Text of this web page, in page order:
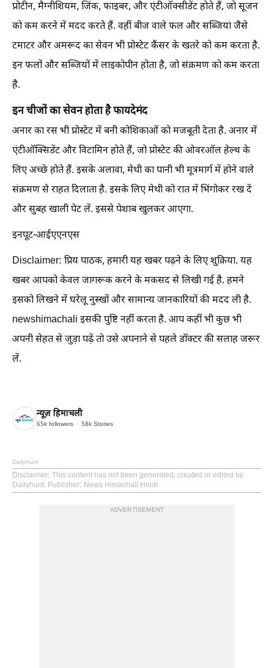
प्रोटीन, मैग्नीशियम, जिंक, फाइबर, और एंटीऑक्सीडेंट होते हैं, जो सूजन
को कम करने में मदद करते हैं. वहीं बीज वाले फल और सब्जियां जैसे
टमाटर और अमरूद का सेवन भी प्रोस्टेट कैंसर के खतरे को कम करता है.
इन फलों और सब्जियों में लाइकोपीन होता है, जो संक्रमण को कम करता
है.
इन चीजों का सेवन होता है फायदेमंद
अनार का रस भी प्रोस्टेट में बनी कोशिकाओं को मजबूती देता है. अनार में
एंटीऑक्सिडेंट और विटामिन होते हैं, जो प्रोस्टेट की ओवरऑल हेल्थ के
लिए अच्छे होते हैं. इसके अलावा, मेथी का पानी भी मूत्रमार्ग में होने वाले
संक्रमण से राहत दिलाता है. इसके लिए मेथी को रात में भिंगोकर रख दें
और सुबह खाली पेट लें. इससे पेशाब खुलकर आएगा.
इनपूट-आईएएनएस
Disclaimer: प्रिय पाठक, हमारी यह खबर पढ़ने के लिए शुक्रिया. यह
खबर आपको केवल जागरूक करने के मकसद से लिखी गई है. हमने
इसको लिखने में घरेलू नुस्खों और सामान्य जानकारियों की मदद ली है.
newshimachali इसकी पुष्टि नहीं करता है. आप कहीं भी कुछ भी
अपनी सेहत से जुड़ा पढ़ें तो उसे अपनाने से पहले डॉक्टर की सलाह जरूर
लें.
न्यूज़ हिमाचली
65k followers 58k Stories
Dailyhunt
Disclaimer: This content has not been generated, created or edited by
Dailyhunt. Publisher: News Himachali Hindi
ADVERTISEMENT